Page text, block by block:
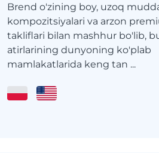
Brend o'zining boy, uzoq
kompozitsiyalari va arzon
takliflari bilan mashhur bo'lib,
atirlarining dunyoning ko'plab
mamlakatlarida keng tan ...